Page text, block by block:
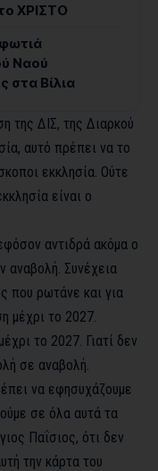
ΧΡΙΣΤΟ
Ναού
Βίλια
της ΔΙΣ, της Διαρκού
αυτό πρέπει να το
εκκλησία. Ούτε
είναι ο
αντιδρά ακόμα ο
αναβολή. Συνέχεια
που ρωτάνε και για
μέχρι το 2027.
το 2027. Γιατί δεν
σε αναβολή.
να εφησυχάζουμε
σε όλα αυτά τα
Παΐσιος, ότι δεν
την κάρτα του